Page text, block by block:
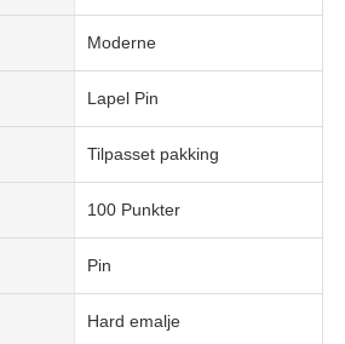
Moderne
Lapel Pin
Tilpasset pakking
100 Punkter
Pin
Hard emalje